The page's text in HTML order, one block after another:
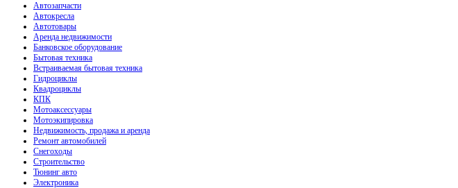
Автозапчасти
Автокресла
Автотовары
Аренда недвижимости
Банковское оборудование
Бытовая техника
Встраиваемая бытовая техника
Гидроциклы
Квадроциклы
КПК
Мотоаксессуары
Мотоэкипировка
Недвижимость, продажа и аренда
Ремонт автомобилей
Снегоходы
Строительство
Тюнинг авто
Электроника